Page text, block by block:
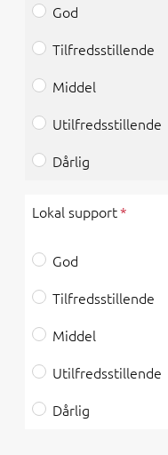
God
Tilfredsstillende
Middel
Utilfredsstillende
Dårlig
Lokal support
God
Tilfredsstillende
Middel
Utilfredsstillende
Dårlig